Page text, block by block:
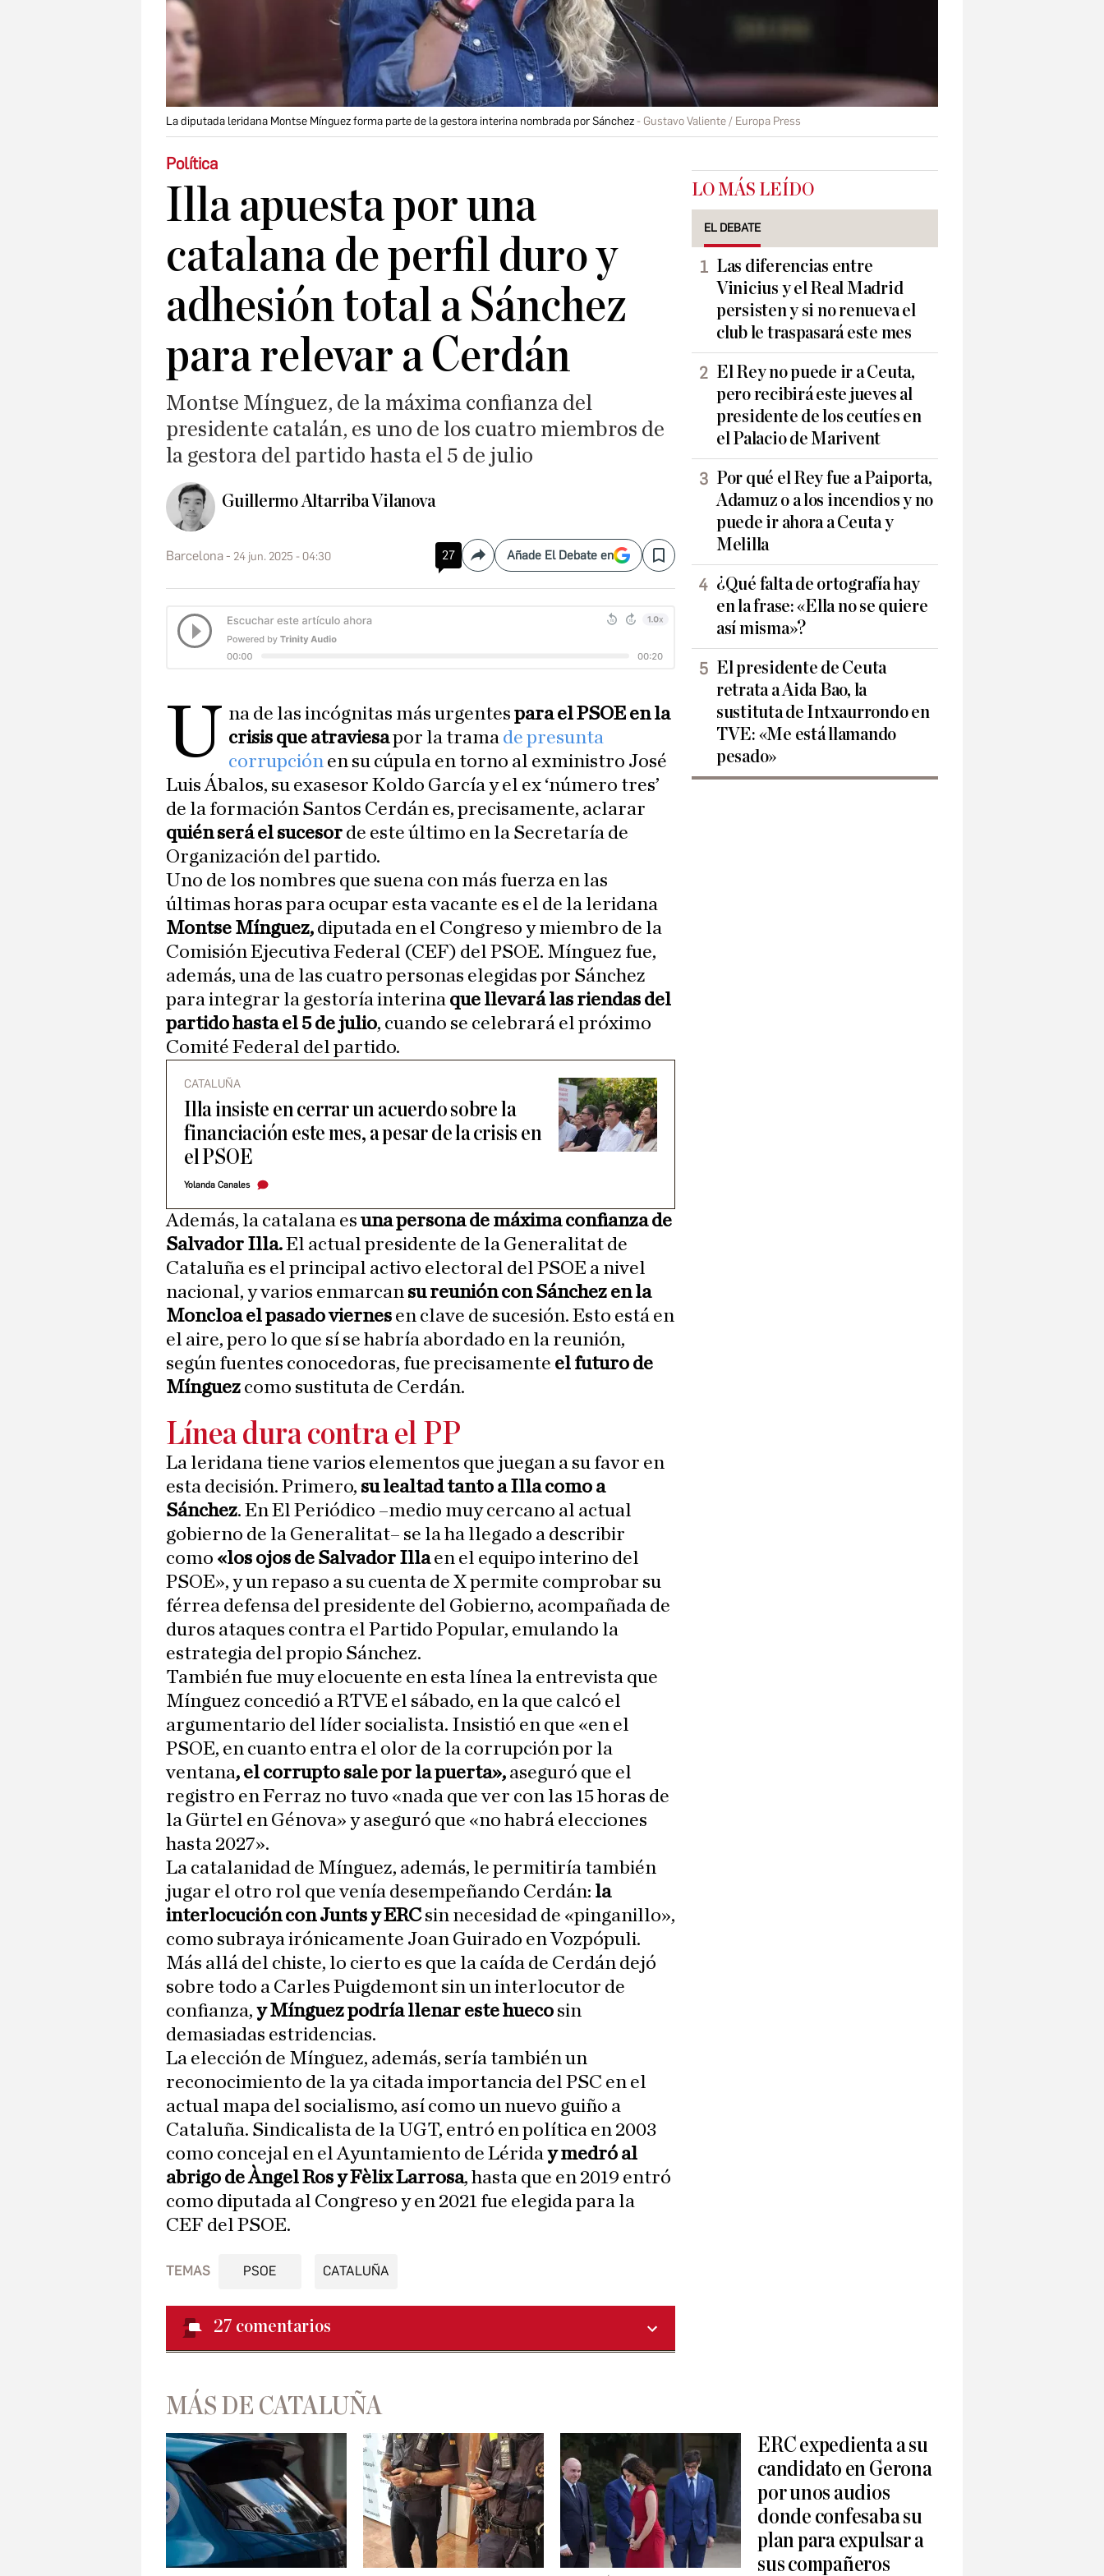
La diputada leridana Montse Mínguez forma parte de la gestora interina nombrada por Sánchez Gustavo Valiente / Europa Press
Política
Illa apuesta por una
catalana de perfil duro y
adhesión total a Sánchez
para relevar a Cerdán
Montse Mínguez, de la máxima confianza del
presidente catalán, es uno de los cuatro miembros de
la gestora del partido hasta el 5 de julio
Guillermo Altarriba Vilanova
Barcelona 24 jun. 2025 - 04:30 27 CompartirAñade El Debate en Save
U na de las incógnitas más urgentespara el PSOE en la
crisis que atraviesapor la trama de presunta
corrupción en su cúpula en torno al exministro José
Luis Ábalos, su exasesor Koldo García y el ex ‘número tres’
de la formación Santos Cerdán es, precisamente, aclarar
quién será el sucesor de este último en la Secretaría de
Organización del partido.
Uno de los nombres que suena con más fuerza en las
últimas horas para ocupar esta vacante es el de la leridana
Montse Mínguez, diputada en el Congreso y miembro de la
Comisión Ejecutiva Federal (CEF) del PSOE. Mínguez fue,
además, una de las cuatro personas elegidas por Sánchez
para integrar la gestoría interina que llevará las riendas del
partido hasta el 5 de julio, cuando se celebrará el próximo
Comité Federal del partido.
CATALUÑA
Illa insiste en cerrar un acuerdo sobre la
financiación este mes, a pesar de la crisis en
el PSOE
Yolanda Canales
Además, la catalana es una persona de máxima confianza de
Salvador Illa.El actual presidente de la Generalitat de
Cataluña es el principal activo electoral del PSOE a nivel
nacional, y varios enmarcan su reunión con Sánchez en la
Moncloa el pasado viernes en clave de sucesión. Esto está en
el aire, pero lo que sí se habría abordado en la reunión,
según fuentes conocedoras, fue precisamente el futuro de
Mínguez como sustituta de Cerdán.
Línea dura contra el PP
La leridana tiene varios elementos que juegan a su favor en
esta decisión. Primero, su lealtad tanto a Illa como a
Sánchez. En El Periódico –medio muy cercano al actual
gobierno de la Generalitat– se la ha llegado a describir
como «los ojos de Salvador Illaen el equipo interino del
PSOE», y un repaso a su cuenta de X permite comprobar su
férrea defensa del presidente del Gobierno, acompañada de
duros ataques contra el Partido Popular, emulando la
estrategia del propio Sánchez.
También fue muy elocuente en esta línea la entrevista que
Mínguez concedió a RTVE el sábado, en la que calcó el
argumentario del líder socialista. Insistió en que «en el
PSOE, en cuanto entra el olor de la corrupción por la
ventana, el corrupto sale por la puerta», aseguró que el
registro en Ferraz no tuvo «nada que ver con las 15 horas de
la Gürtel en Génova» y aseguró que «no habrá elecciones
hasta 2027».
La catalanidad de Mínguez, además, le permitiría también
jugar el otro rol que venía desempeñando Cerdán: la
interlocución con Junts y ERCsin necesidad de «pinganillo»,
como subraya irónicamente Joan Guirado en Vozpópuli.
Más allá del chiste, lo cierto es que la caída de Cerdán dejó
sobre todo a Carles Puigdemont sin un interlocutor de
confianza, y Mínguez podría llenar este hueco sin
demasiadas estridencias.
La elección de Mínguez, además, sería también un
reconocimiento de la ya citada importancia del PSC en el
actual mapa del socialismo, así como un nuevo guiño a
Cataluña. Sindicalista de la UGT, entró en política en 2003
como concejal en el Ayuntamiento de Lériday medró al
abrigo de Àngel Ros y Fèlix Larrosa, hasta que en 2019 entró
como diputada al Congreso y en 2021 fue elegida para la
CEF del PSOE.
TEMAS PSOE CATALUÑA
27 comentarios
LO MÁS LEÍDO
EL DEBATE
Las diferencias entre
Vinicius y el Real Madrid
persisten y si no renueva el
club le traspasará este mes
El Rey no puede ir a Ceuta,
pero recibirá este jueves al
presidente de los ceutíes en
el Palacio de Marivent
Por qué el Rey fue a Paiporta,
Adamuz o a los incendios y no
puede ir ahora a Ceuta y
Melilla
¿Qué falta de ortografía hay
en la frase: «Ella no se quiere
así misma»?
El presidente de Ceuta
retrata a Aida Bao, la
sustituta de Intxaurrondo en
TVE: «Me está llamando
pesado»
MÁS DE CATALUÑA
ERC expedienta a su
candidato en Gerona
por unos audios
donde confesaba su
plan para expulsar a
sus compañeros